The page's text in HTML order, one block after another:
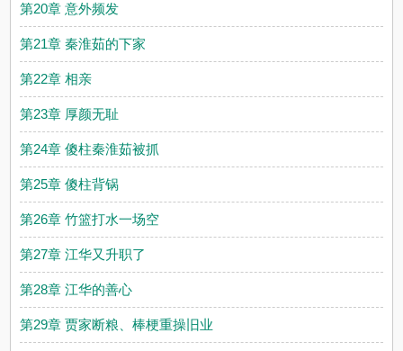
第20章 意外频发
第21章 秦淮茹的下家
第22章 相亲
第23章 厚颜无耻
第24章 傻柱秦淮茹被抓
第25章 傻柱背锅
第26章 竹篮打水一场空
第27章 江华又升职了
第28章 江华的善心
第29章 贾家断粮、棒梗重操旧业